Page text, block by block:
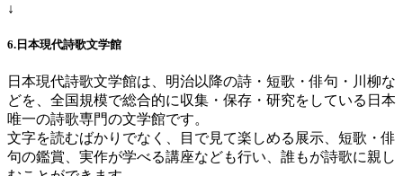
↓
6.日本現代詩歌文学館
日本現代詩歌文学館は、明治以降の詩・短歌・俳句・川柳な
どを、全国規模で総合的に収集・保存・研究をしている日本
唯一の詩歌専門の文学館です。
文字を読むばかりでなく、目で見て楽しめる展示、短歌・俳
句の鑑賞、実作が学べる講座なども行い、誰もが詩歌に親し